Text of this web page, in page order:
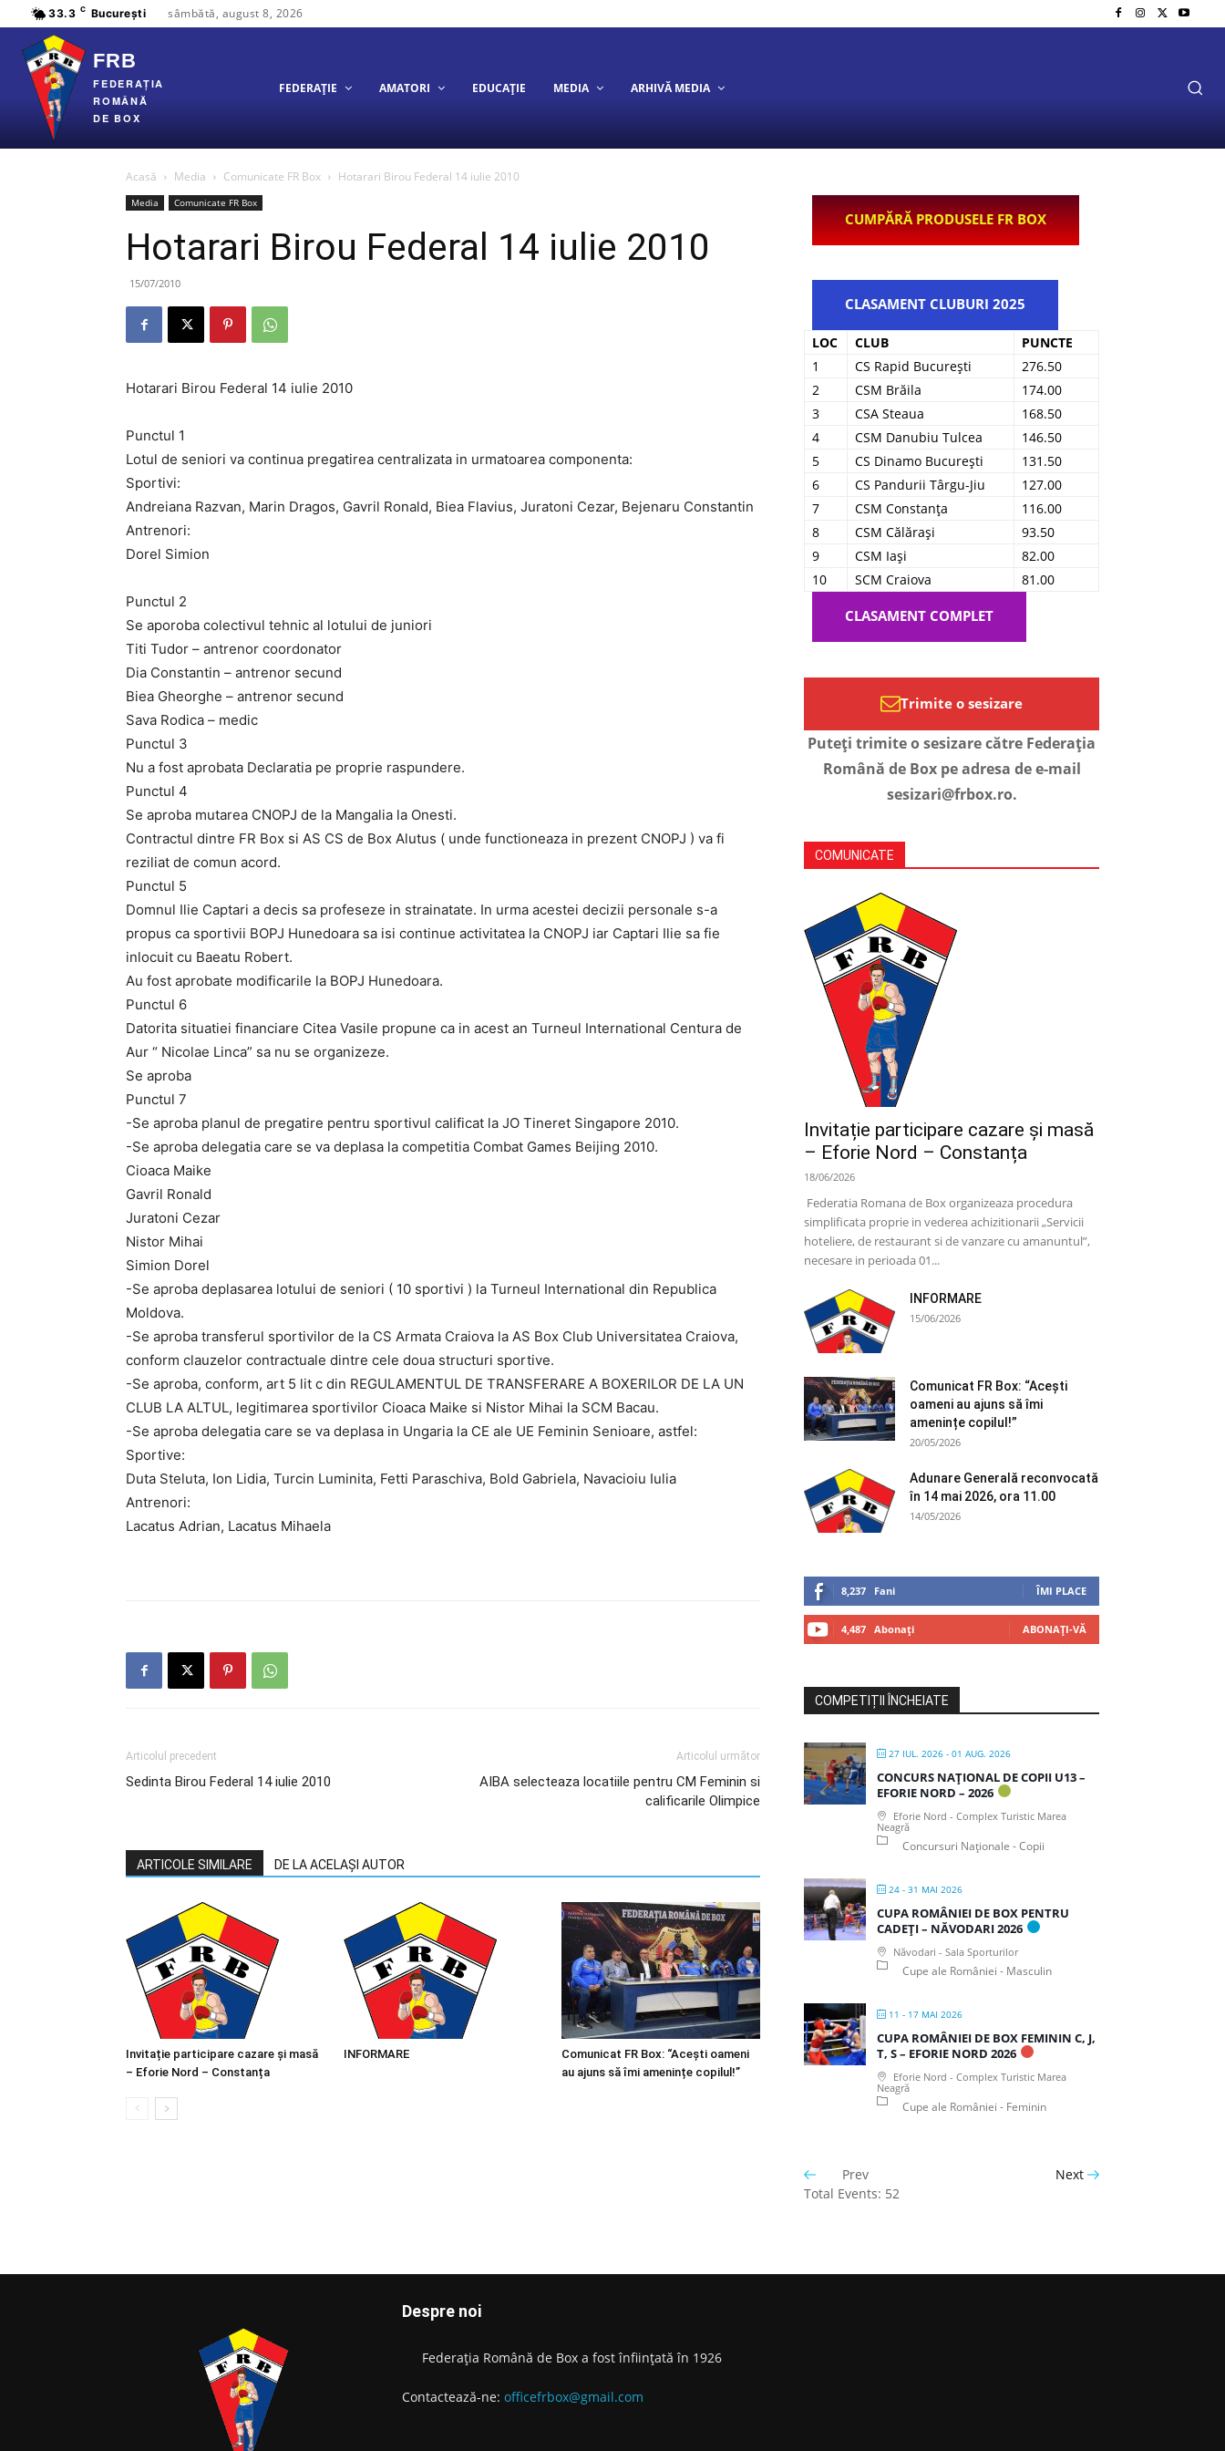
33.3 C București sâmbătă, august 8, 2026
FRB
FEDERAȚIA
ROMÂNĂ
DE BOX
FEDERAȚIE AMATORI EDUCAȚIE MEDIA ARHIVĂ MEDIA
Acasă Media Comunicate FR Box Hotarari Birou Federal 14 iulie 2010
Media Comunicate FR Box
Hotarari Birou Federal 14 iulie 2010
15/07/2010
Hotarari Birou Federal 14 iulie 2010
Punctul 1
Lotul de seniori va continua pregatirea centralizata in urmatoarea componenta:
Sportivi:
Andreiana Razvan, Marin Dragos, Gavril Ronald, Biea Flavius, Juratoni Cezar, Bejenaru Constantin
Antrenori:
Dorel Simion
Punctul 2
Se aporoba colectivul tehnic al lotului de juniori
Titi Tudor – antrenor coordonator
Dia Constantin – antrenor secund
Biea Gheorghe – antrenor secund
Sava Rodica – medic
Punctul 3
Nu a fost aprobata Declaratia pe proprie raspundere.
Punctul 4
Se aproba mutarea CNOPJ de la Mangalia la Onesti.
Contractul dintre FR Box si AS CS de Box Alutus ( unde functioneaza in prezent CNOPJ ) va fi
reziliat de comun acord.
Punctul 5
Domnul Ilie Captari a decis sa profeseze in strainatate. In urma acestei decizii personale s-a
propus ca sportivii BOPJ Hunedoara sa isi continue activitatea la CNOPJ iar Captari Ilie sa fie
inlocuit cu Baeatu Robert.
Au fost aprobate modificarile la BOPJ Hunedoara.
Punctul 6
Datorita situatiei financiare Citea Vasile propune ca in acest an Turneul International Centura de
Aur “ Nicolae Linca” sa nu se organizeze.
Se aproba
Punctul 7
-Se aproba planul de pregatire pentru sportivul calificat la JO Tineret Singapore 2010.
-Se aproba delegatia care se va deplasa la competitia Combat Games Beijing 2010.
Cioaca Maike
Gavril Ronald
Juratoni Cezar
Nistor Mihai
Simion Dorel
-Se aproba deplasarea lotului de seniori ( 10 sportivi ) la Turneul International din Republica
Moldova.
-Se aproba transferul sportivilor de la CS Armata Craiova la AS Box Club Universitatea Craiova,
conform clauzelor contractuale dintre cele doua structuri sportive.
-Se aproba, conform, art 5 lit c din REGULAMENTUL DE TRANSFERARE A BOXERILOR DE LA UN
CLUB LA ALTUL, legitimarea sportivilor Cioaca Maike si Nistor Mihai la SCM Bacau.
-Se aproba delegatia care se va deplasa in Ungaria la CE ale UE Feminin Senioare, astfel:
Sportive:
Duta Steluta, Ion Lidia, Turcin Luminita, Fetti Paraschiva, Bold Gabriela, Navacioiu Iulia
Antrenori:
Lacatus Adrian, Lacatus Mihaela
Articolul precedent
Sedinta Birou Federal 14 iulie 2010
Articolul următor
AIBA selecteaza locatiile pentru CM Feminin si
calificarile Olimpice
ARTICOLE SIMILARE DE LA ACELAȘI AUTOR
Invitație participare cazare și masă
– Eforie Nord – Constanța
INFORMARE
Comunicat FR Box: “Acești oameni
au ajuns să îmi amenințe copilul!”
CUMPĂRĂ PRODUSELE FR BOX
CLASAMENT CLUBURI 2025
LOC CLUB
PUNCTE
1
CS Rapid București
276.50
2
CSM Brăila
174.00
3
CSA Steaua
168.50
4
CSM Danubiu Tulcea
146.50
5
CS Dinamo București
131.50
6
CS Pandurii Târgu-Jiu
127.00
7
CSM Constanța
116.00
8
CSM Călărași
93.50
9
CSM Iași
82.00
10
SCM Craiova 81.00
CLASAMENT COMPLET
Trimite o sesizare
Puteți trimite o sesizare către Federația
Română de Box pe adresa de e-mail
sesizari@frbox.ro.
COMUNICATE
Invitație participare cazare și masă
– Eforie Nord – Constanța
18/06/2026
Federatia Romana de Box organizeaza procedura
simplificata proprie in vederea achizitionarii „Servicii
hoteliere, de restaurant si de vanzare cu amanuntul”,
necesare in perioada 01...
INFORMARE
15/06/2026
Comunicat FR Box: “Acești
oameni au ajuns să îmi
amenințe copilul!”
20/05/2026
Adunare Generală reconvocată
în 14 mai 2026, ora 11.00
14/05/2026
8,237 Fani ÎMI PLACE
4,487 Abonați ABONAȚI-VĂ
COMPETIȚII ÎNCHEIATE
27 IUL. 2026 - 01 AUG. 2026
CONCURS NAȚIONAL DE COPII U13 –
EFORIE NORD – 2026
Eforie Nord - Complex Turistic Marea
Neagră
Concursuri Naționale - Copii
24 - 31 MAI 2026
CUPA ROMÂNIEI DE BOX PENTRU
CADEȚI – NĂVODARI 2026
Năvodari - Sala Sporturilor
Cupe ale României - Masculin
11 - 17 MAI 2026
CUPA ROMÂNIEI DE BOX FEMININ C, J,
T, S – EFORIE NORD 2026
Eforie Nord - Complex Turistic Marea
Neagră
Cupe ale României - Feminin
Prev
Next
Total Events: 52
Despre noi
Federația Română de Box a fost înființată în 1926
Contactează-ne: officefrbox@gmail.com